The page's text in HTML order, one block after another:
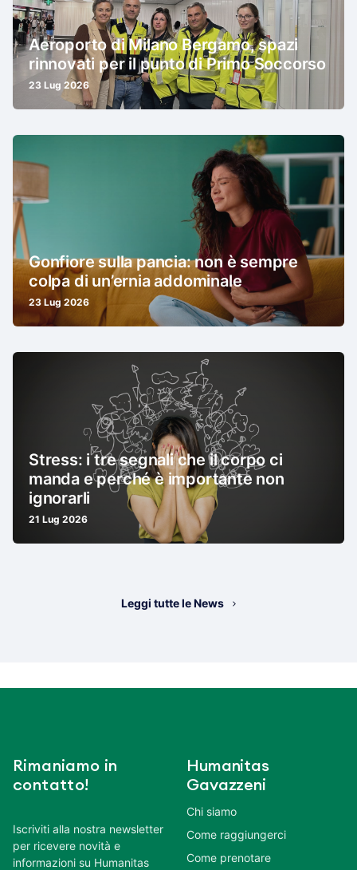
Aeroporto di Milano Bergamo, spazi
rinnovati per il punto di Primo Soccorso
23 Lug 2026
Gonfiore sulla pancia: non è sempre
colpa di un’ernia addominale
23 Lug 2026
Stress: i tre segnali che il corpo ci
manda e perché è importante non
ignorarli
21 Lug 2026
Leggi tutte le News
Rimaniamo in
contatto!
Iscriviti alla nostra newsletter
per ricevere novità e
informazioni su Humanitas
Humanitas
Gavazzeni
Chi siamo
Come raggiungerci
Come prenotare